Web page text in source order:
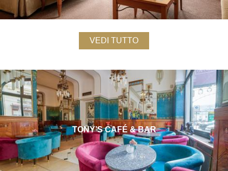
VEDI TUTTO
TONY’S CAFÉ & BAR